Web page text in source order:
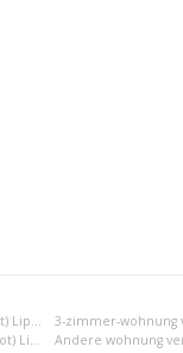
2-zimmer-wohnung verkauf (angebot) Liptovský Mikuláš
2x einraumwohnung verkauf (angebot) Liptovský Mikuláš